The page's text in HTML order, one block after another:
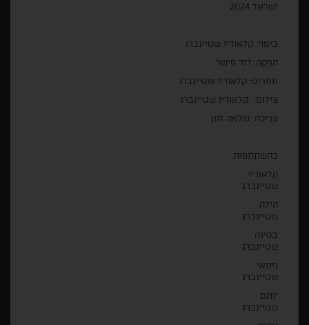
ישראל 2024
בימוי: קלאודיו שטיינברג
הפקה: דוד פישר
תסריט: קלאודיו שטיינברג
צילום: קלאודיו שטיינברג
עריכה: שלמה חזן
בהשתתפות:
קלאודיו
הילה
בטינה
ניתאי
יותם